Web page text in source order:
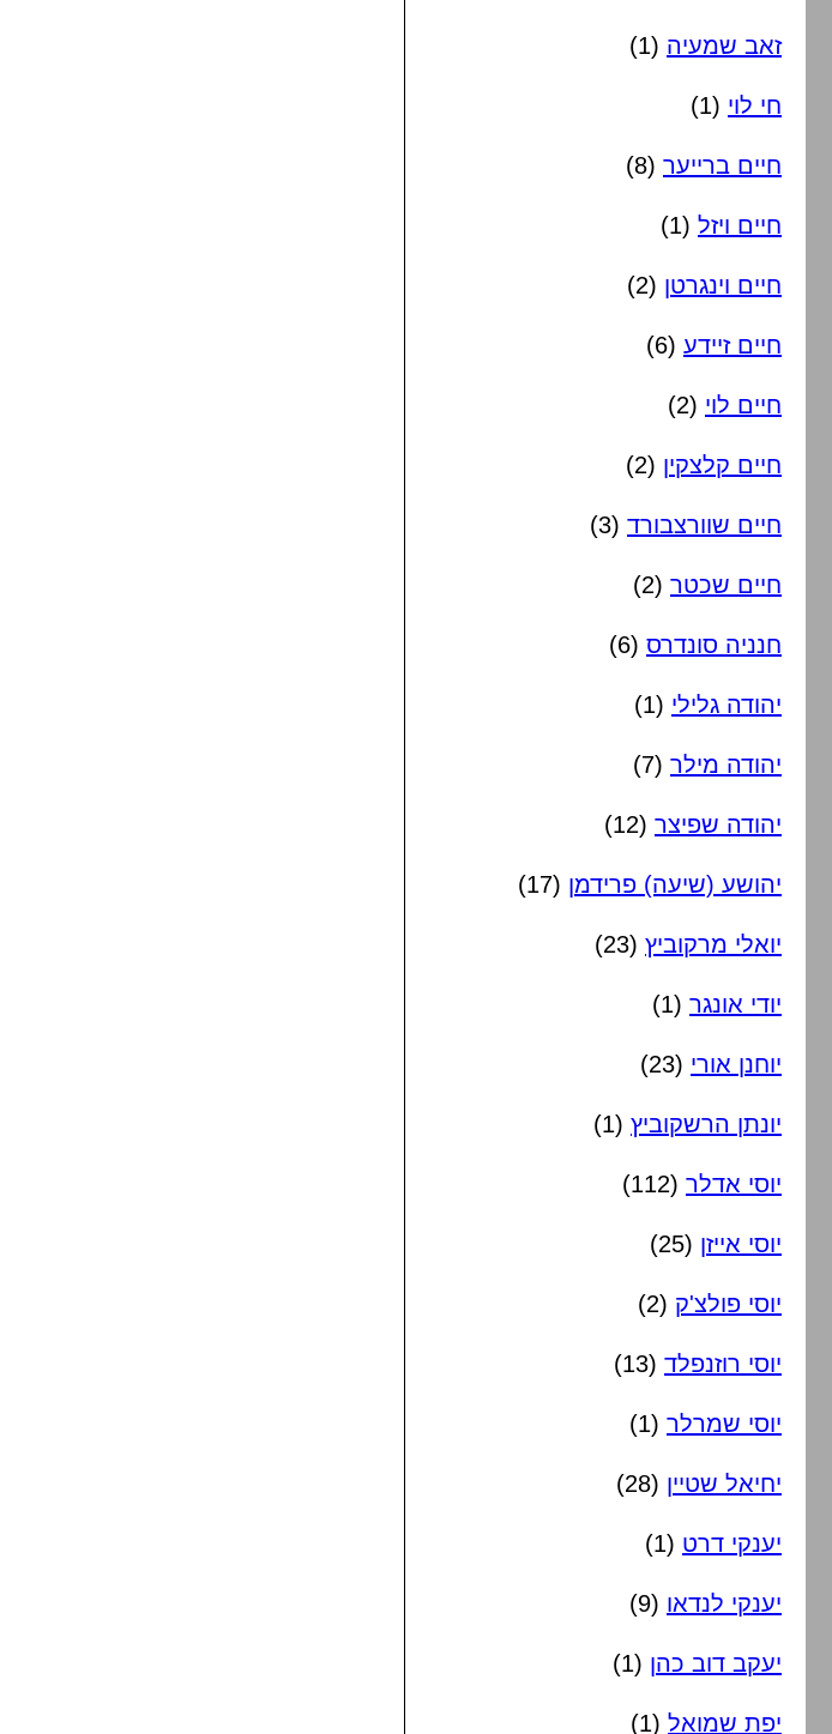
זאב שמעיה (1)
חי לוי (1)
חיים ברייער (8)
חיים ויזל (1)
חיים וינגרטן (2)
חיים זיידע (6)
חיים לוי (2)
חיים קלצקין (2)
חיים שוורצבורד (3)
חיים שכטר (2)
חנניה סונדרס (6)
יהודה גלילי (1)
יהודה מילר (7)
יהודה שפיצר (12)
יהושע (שיעה) פרידמן (17)
יואלי מרקוביץ (23)
יודי אונגר (1)
יוחנן אורי (23)
יונתן הרשקוביץ (1)
יוסי אדלר (112)
יוסי אייזן (25)
יוסי פולצ'ק (2)
יוסי רוזנפלד (13)
יוסי שמרלר (1)
יחיאל שטיין (28)
יענקי דרט (1)
יענקי לנדאו (9)
יעקב דוב כהן (1)
יפת שמואל (1)